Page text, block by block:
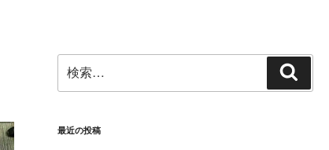
索:
索
最近の投稿